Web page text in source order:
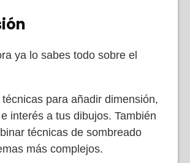
ya lo sabes todo sobre el
para añadir dimensión,
interés a tus dibujos. También
técnicas de sombreado
más complejos.